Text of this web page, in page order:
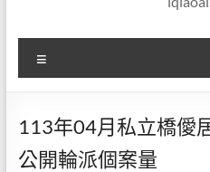
單
113年04月私立橋僾
公開輪派個案量